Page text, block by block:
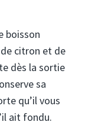
boisson
citron et de
dès la sortie
sa
qu’il vous
ait fondu.